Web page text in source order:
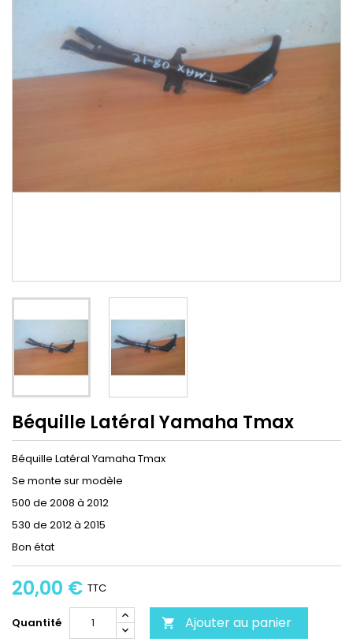
Béquille Latéral Yamaha Tmax
Béquille Latéral Yamaha Tmax
Se monte sur modèle
500 de 2008 à 2012
530 de 2012 à 2015
Bon état
20,00 € TTC
Quantité  Ajouter au panier